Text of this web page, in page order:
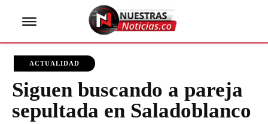
ACTUALIDAD
Siguen buscando a pareja
sepultada en Saladoblanco